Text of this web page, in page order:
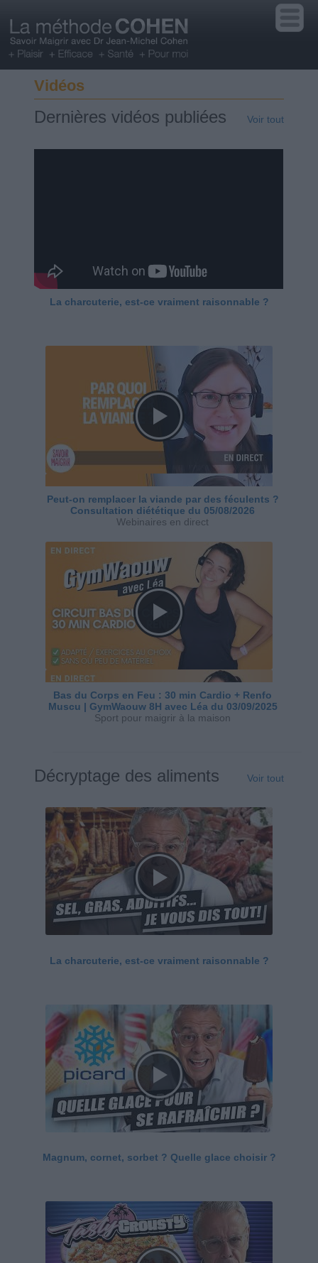
Vidéos
Dernières vidéos publiées Voir tout
La charcuterie, est-ce vraiment raisonnable ?
Peut-on remplacer la viande par des féculents ?
Consultation diététique du 05/08/2026
Webinaires en direct
Bas du Corps en Feu : 30 min Cardio + Renfo
Muscu | GymWaouw 8H avec Léa du 03/09/2025
Sport pour maigrir à la maison
Décryptage des aliments Voir tout
La charcuterie, est-ce vraiment raisonnable ?
Magnum, cornet, sorbet ? Quelle glace choisir ?